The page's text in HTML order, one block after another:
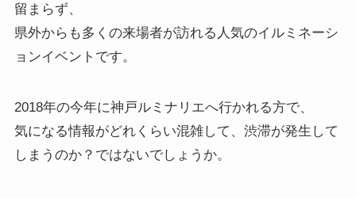
留まらず、
県外からも多くの来場者が訪れる人気のイルミネーシ
ョンイベントです。
2018年の今年に神戸ルミナリエへ行かれる方で、
気になる情報がどれくらい混雑して、渋滞が発生して
しまうのか？ではないでしょうか。